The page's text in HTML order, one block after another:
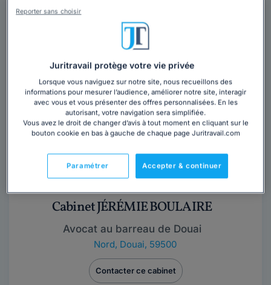
Contacter cet avocat
Le cabinet est composé de 4 avocats forts de 5 à 35
ans d'expérience, de 2 hommes et deux femmes
d'âges différents proches de vos...Lire la suite
Cabinet JÉRÉMIE BOULAIRE
Avocat au barreau de Douai
Nord, Douai, 59500
Contacter ce cabinet
Juritravail protège votre vie privée
Lorsque vous naviguez sur notre site, nous recueillons des
informations pour mesurer l’audience, améliorer notre site, interagir
avec vous et vous présenter des offres personnalisées. En les
autorisant, votre navigation sera simplifiée.
Vous avez le droit de changer d’avis à tout moment en cliquant sur le
bouton cookie en bas à gauche de chaque page Juritravail.com
Accepter & continuer
Paramétrer
Reporter sans choisir